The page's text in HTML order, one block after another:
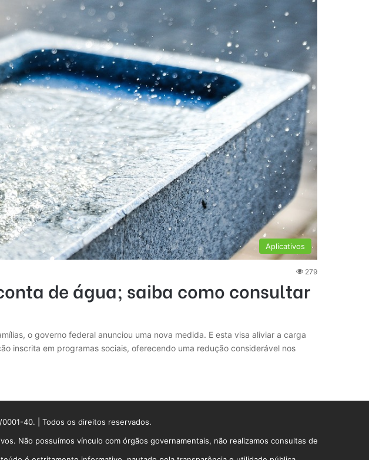
Aplicativos
279
de água; saiba como consultar
o governo federal anunciou uma nova medida. E esta visa aliviar a carga
inscrita em programas sociais, oferecendo uma redução considerável nos
40. | Todos os direitos reservados.
Não possuímos vínculo com órgãos governamentais, não realizamos consultas de